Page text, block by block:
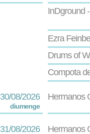
InDground
Ezra
Drums of
Compota
30/08/2026
diumenge
Hermanos
31/08/2026 Hermanos